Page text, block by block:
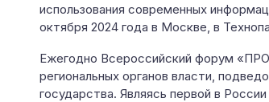
использования современных
октября 2024 года в Москве, в
Ежегодно Всероссийский форум
региональных органов власти,
государства. Являясь первой в